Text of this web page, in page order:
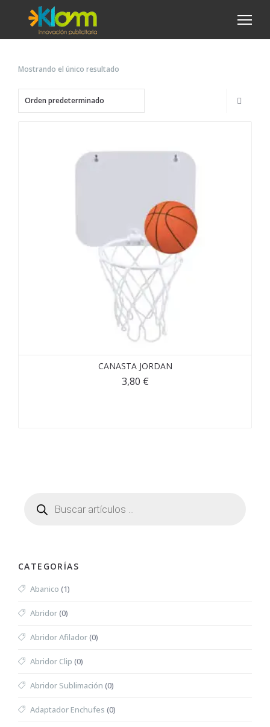
Mostrando el único resultado
CANASTA JORDAN
3,80 €
CATEGORÍAS
Abanico (1)
Abridor(0)
Abridor Afilador(0)
Abridor Clip (0)
Abridor Sublimación (0)
Adaptador Enchufes (0)